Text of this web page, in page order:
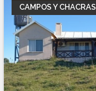
CAMPOS Y CHACRAS